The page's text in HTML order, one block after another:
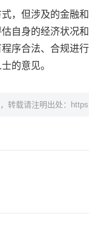
，但涉及的金融
自身的经济状况
序合法、合规进
的意见。
转载请注明出处：